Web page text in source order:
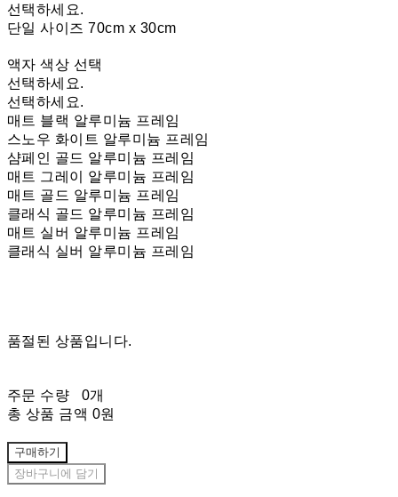
선택하세요.
단일 사이즈 70cm x 30cm
액자 색상 선택
선택하세요.
선택하세요.
매트 블랙 알루미늄 프레임
스노우 화이트 알루미늄 프레임
샴페인 골드 알루미늄 프레임
매트 그레이 알루미늄 프레임
매트 골드 알루미늄 프레임
클래식 골드 알루미늄 프레임
매트 실버 알루미늄 프레임
클래식 실버 알루미늄 프레임
품절된 상품입니다.
주문 수량
0개
총 상품 금액 0원
구매하기
장바구니에 담기